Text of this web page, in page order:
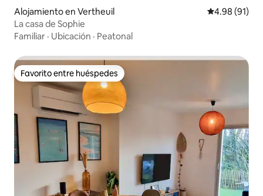
Alojamiento en Vertheuil Calificación
4.98 (91)
La casa de Sophie
Familiar · Ubicación · Peatonal
Favorito entre huéspedes
Favorito entre huéspedes